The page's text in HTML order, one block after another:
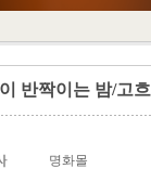
반짝이는 밤/고흐
명화몰